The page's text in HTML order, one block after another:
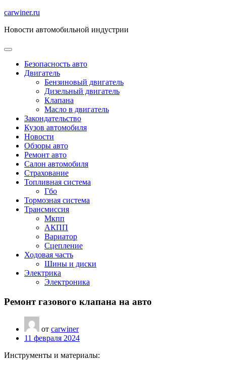
Перейти
содержимому
carwiner.ru
Новости автомобильной индустрии
Безопасность авто
Двигатель
Бензиновый двигатель
Дизельный двигатель
Клапана
Масло в двигатель
Закондательство
Кузов автомобиля
Новости
Обзоры авто
Ремонт авто
Салон автомобиля
Страхование
Топливная система
Гбо
Тормозная система
Трансмиссия
Мкпп
АКПП
Вариатор
Сцепление
Ходовая часть
Шины и диски
Электрика
Электроника
Ремонт газового клапана на авто
от carwiner
11 февраля 2024
Инструменты и материалы: